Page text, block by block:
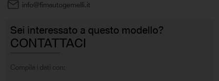
info@fimautogemelli.it
Sei interessato a questo modello?
CONTATTACI
Compila i dati con: